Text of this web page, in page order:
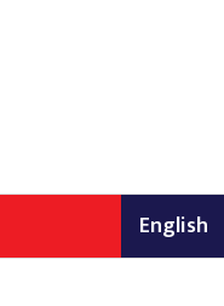
English